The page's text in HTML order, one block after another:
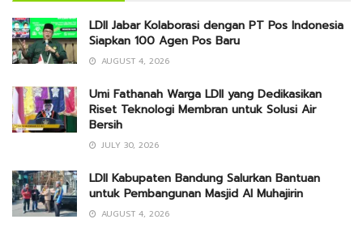
LDII Jabar Kolaborasi dengan PT Pos Indonesia
Siapkan 100 Agen Pos Baru
AUGUST 4, 2026
Umi Fathanah Warga LDII yang Dedikasikan
Riset Teknologi Membran untuk Solusi Air
Bersih
JULY 30, 2026
LDII Kabupaten Bandung Salurkan Bantuan
untuk Pembangunan Masjid Al Muhajirin
AUGUST 4, 2026